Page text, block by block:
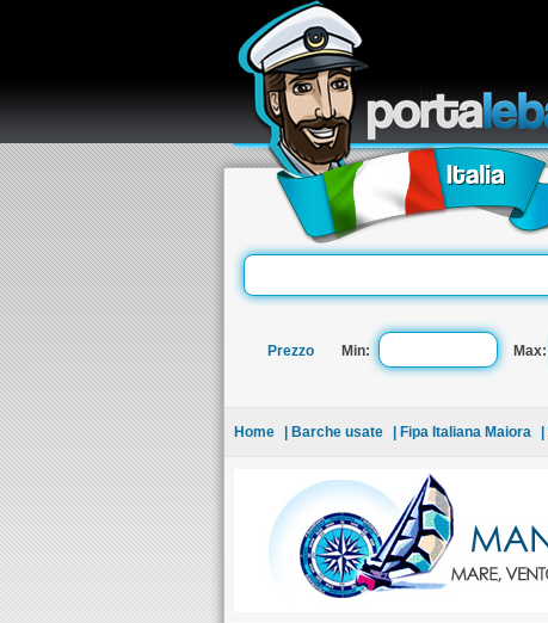
Prezzo Min: Max:
Home | Barche usate | Fipa Italiana Maiora